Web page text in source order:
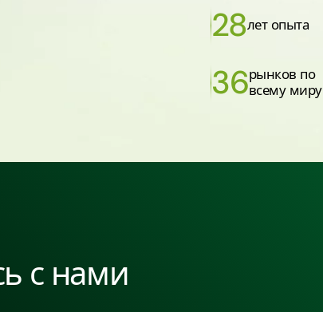
28лет опыта
36рынков по
всему миру
с нами